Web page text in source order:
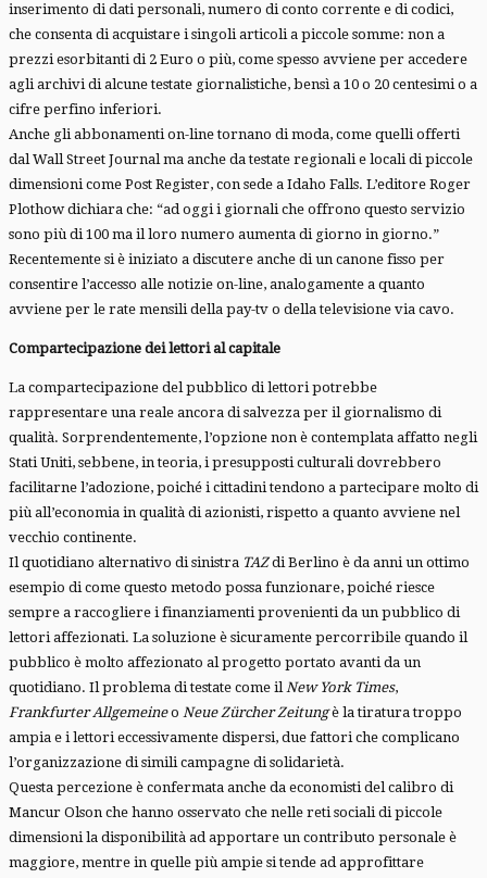
inserimento di dati personali, numero di conto corrente e di codici,
che consenta di acquistare i singoli articoli a piccole somme: non a
prezzi esorbitanti di 2 Euro o più, come spesso avviene per accedere
agli archivi di alcune testate giornalistiche, bensì a 10 o 20 centesimi o a
cifre perfino inferiori.
Anche gli abbonamenti on-line tornano di moda, come quelli offerti
dal Wall Street Journal ma anche da testate regionali e locali di piccole
dimensioni come Post Register, con sede a Idaho Falls. L’editore Roger
Plothow dichiara che: “ad oggi i giornali che offrono questo servizio
sono più di 100 ma il loro numero aumenta di giorno in giorno.”
Recentemente si è iniziato a discutere anche di un canone fisso per
consentire l’accesso alle notizie on-line, analogamente a quanto
avviene per le rate mensili della pay-tv o della televisione via cavo.
Compartecipazione dei lettori al capitale
La compartecipazione del pubblico di lettori potrebbe
rappresentare una reale ancora di salvezza per il giornalismo di
qualità. Sorprendentemente, l’opzione non è contemplata affatto negli
Stati Uniti, sebbene, in teoria, i presupposti culturali dovrebbero
facilitarne l’adozione, poiché i cittadini tendono a partecipare molto di
più all’economia in qualità di azionisti, rispetto a quanto avviene nel
vecchio continente.
Il quotidiano alternativo di sinistra TAZdi Berlino è da anni un ottimo
esempio di come questo metodo possa funzionare, poiché riesce
sempre a raccogliere i finanziamenti provenienti da un pubblico di
lettori affezionati. La soluzione è sicuramente percorribile quando il
pubblico è molto affezionato al progetto portato avanti da un
quotidiano. Il problema di testate come ilNew York Times,
Frankfurter Allgemeineo Neue Zürcher Zeitungè la tiratura troppo
ampia e i lettori eccessivamente dispersi, due fattori che complicano
l’organizzazione di simili campagne di solidarietà.
Questa percezione è confermata anche da economisti del calibro di
Mancur Olson che hanno osservato che nelle reti sociali di piccole
dimensioni la disponibilità ad apportare un contributo personale è
maggiore, mentre in quelle più ampie si tende ad approfittare